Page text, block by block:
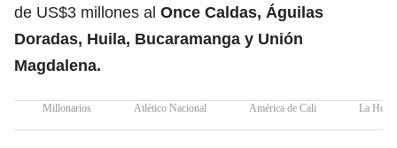
de US$3 millones al Once Caldas, Águilas
Doradas, Huila, Bucaramanga y Unión
Magdalena.
Millonarios Atlético Nacional América de Cali La Hora